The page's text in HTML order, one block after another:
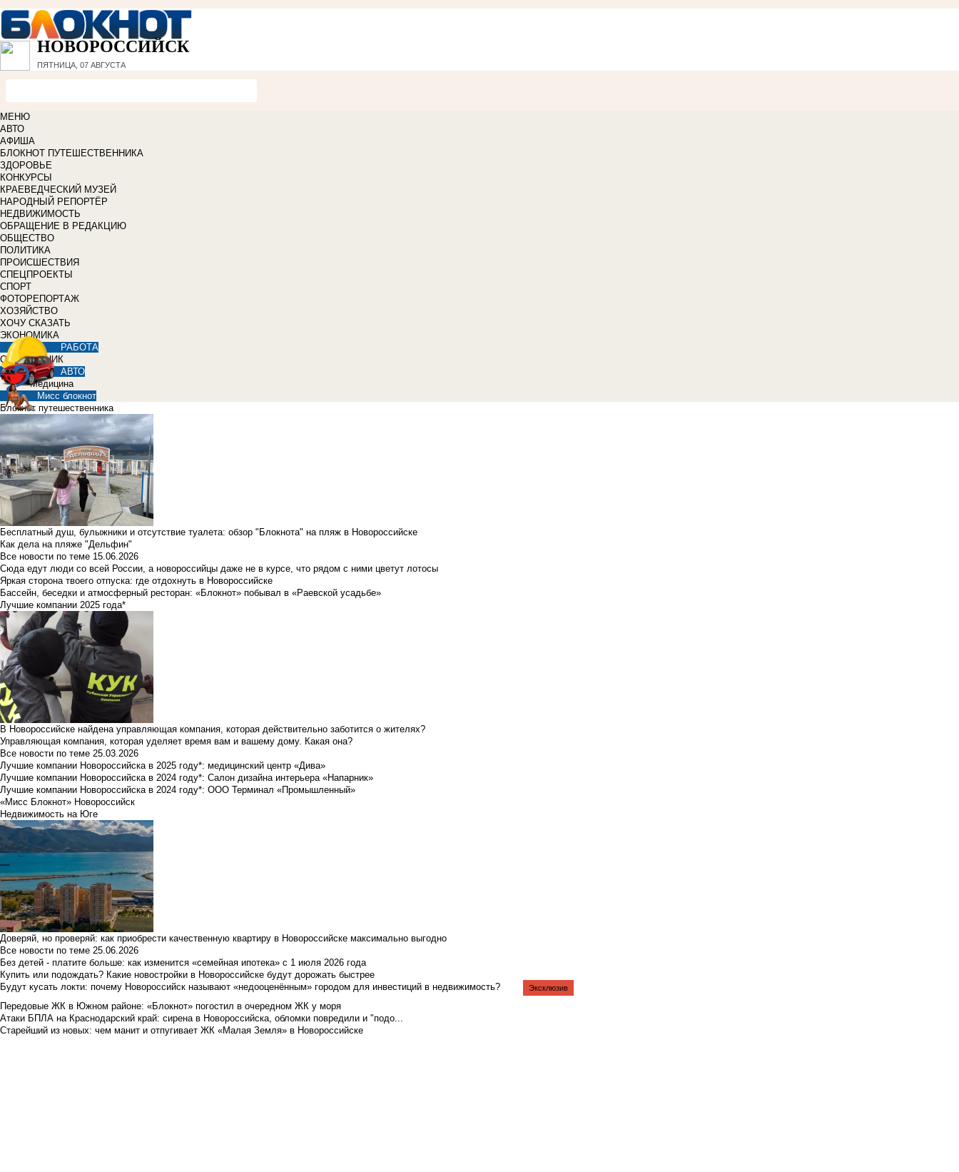
НОВОРОССИЙСК
ПЯТНИЦА, 07 АВГУСТА
МЕНЮ
АВТО
АФИША
БЛОКНОТ ПУТЕШЕСТВЕННИКА
ЗДОРОВЬЕ
КОНКУРСЫ
КРАЕВЕДЧЕСКИЙ МУЗЕЙ
НАРОДНЫЙ РЕПОРТЁР
НЕДВИЖИМОСТЬ
ОБРАЩЕНИЕ В РЕДАКЦИЮ
ОБЩЕСТВО
ПОЛИТИКА
ПРОИСШЕСТВИЯ
СПЕЦПРОЕКТЫ
СПОРТ
ФОТОРЕПОРТАЖ
ХОЗЯЙСТВО
ХОЧУ СКАЗАТЬ
ЭКОНОМИКА
РАБОТА
СПРАВОЧНИК
АВТО
Медицина
Мисс блокнот
Блокнот путешественника
Бесплатный душ, булыжники и отсутствие туалета: обзор "Блокнота" на пляж в Новороссийске
Как дела на пляже "Дельфин"
Все новости по теме 15.06.2026
Сюда едут люди со всей России, а новороссийцы даже не в курсе, что рядом с ними цветут лотосы
Яркая сторона твоего отпуска: где отдохнуть в Новороссийске
Бассейн, беседки и атмосферный ресторан: «Блокнот» побывал в «Раевской усадьбе»
Лучшие компании 2025 года*
В Новороссийске найдена управляющая компания, которая действительно заботится о жителях?
Управляющая компания, которая уделяет время вам и вашему дому. Какая она?
Все новости по теме 25.03.2026
Лучшие компании Новороссийска в 2025 году*: медицинский центр «Дива»
Лучшие компании Новороссийска в 2024 году*: Салон дизайна интерьера «Напарник»
Лучшие компании Новороссийска в 2024 году*: ООО Терминал «Промышленный»
«Мисс Блокнот» Новороссийск
Недвижимость на Юге
Доверяй, но проверяй: как приобрести качественную квартиру в Новороссийске максимально выгодно
Все новости по теме 25.06.2026
Без детей - платите больше: как изменится «семейная ипотека» с 1 июля 2026 года
Купить или подождать? Какие новостройки в Новороссийске будут дорожать быстрее
Будут кусать локти: почему Новороссийск называют «недооценённым» городом для инвестиций в недвижимость?
Передовые ЖК в Южном районе: «Блокнот» погостил в очередном ЖК у моря
Атаки БПЛА на Краснодарский край: сирена в Новороссийска, обломки повредили и "подо...
Старейший из новых: чем манит и отпугивает ЖК «Малая Земля» в Новороссийске
Эксклюзив